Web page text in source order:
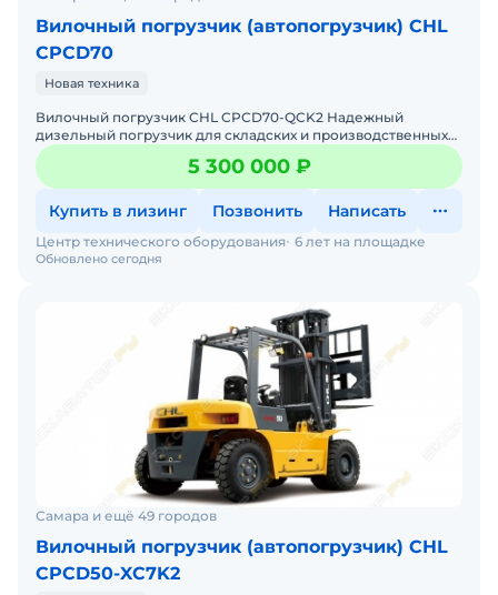
Вилочный погрузчик (автопогрузчик) CHL
CPCD70
Новая техника
Вилочный погрузчик CHL CPCD70-QCK2 Надежный
дизельный погрузчик для складских и производственных
задач Мы предлагаем: Доставку по России от 2-х дней
Собствен
5 300 000 ₽
Купить в лизинг Позвонить Написать
Обновлено сегодня
Центр технического оборудования 6 лет на площадке
Самара и ещё 49 городов
Вилочный погрузчик (автопогрузчик) CHL
CPCD50-XC7K2